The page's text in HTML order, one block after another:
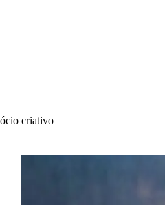
ócio criativo